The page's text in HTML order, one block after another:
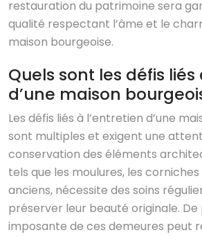
restauration du patrimoine sera
qualité respectant l’âme et le
maison bourgeoise.
Quels sont les défis liés
d’une maison
Les défis liés à l’entretien d’une
sont multiples et exigent une
conservation des éléments
tels que les moulures, les
anciens, nécessite des soins
préserver leur beauté originale. De
imposante de ces demeures peut